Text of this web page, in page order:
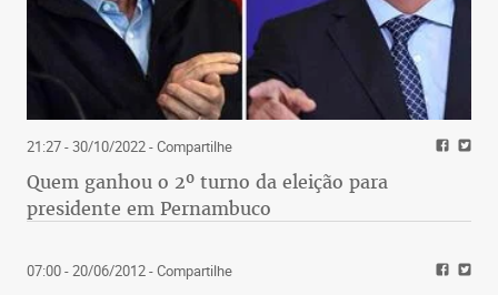
21:27 - 30/10/2022- Compartilhe
Quem ganhou o 2º turno da eleição para
presidente em Pernambuco
07:00 - 20/06/2012- Compartilhe